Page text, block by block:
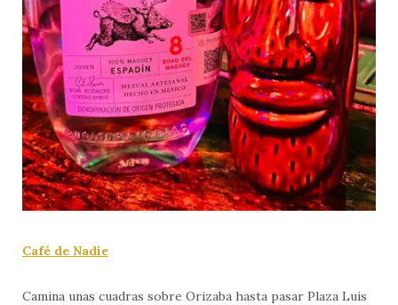
Café de Nadie
Camina unas cuadras sobre Orizaba hasta pasar Plaza Luis